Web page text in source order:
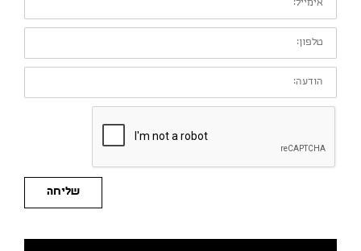
טלפון:
הודעה:
שליחה